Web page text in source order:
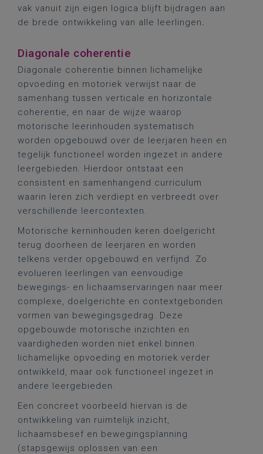
vak vanuit zijn eigen logica blijft bijdragen aan
de brede ontwikkeling van alle leerlingen.
Diagonale coherentie
Diagonale coherentie binnen lichamelijke
opvoeding en motoriek verwijst naar de
samenhang tussen verticale en horizontale
coherentie, en naar de wijze waarop
motorische leerinhouden systematisch
worden opgebouwd over de leerjaren heen en
tegelijk functioneel worden ingezet in andere
leergebieden. Hierdoor ontstaat een
consistent en samenhangend curriculum
waarin leren zich verdiept en verbreedt over
verschillende leercontexten.
Motorische kerninhouden keren doelgericht
terug doorheen de leerjaren en worden
telkens verder opgebouwd en verfijnd. Zo
evolueren leerlingen van eenvoudige
bewegings- en lichaamservaringen naar meer
complexe, doelgerichte en contextgebonden
vormen van bewegingsgedrag. Deze
opgebouwde motorische inzichten en
vaardigheden worden niet enkel binnen
lichamelijke opvoeding en motoriek verder
ontwikkeld, maar ook functioneel ingezet in
andere leergebieden.
Een concreet voorbeeld hiervan is de
ontwikkeling van ruimtelijk inzicht,
lichaamsbesef en bewegingsplanning
(stapsgewijs oplossen van een